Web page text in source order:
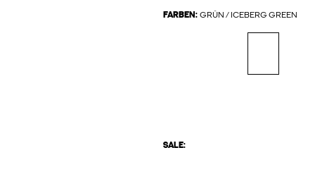
FARBEN: GRÜN / ICEBERG GREEN
SALE: